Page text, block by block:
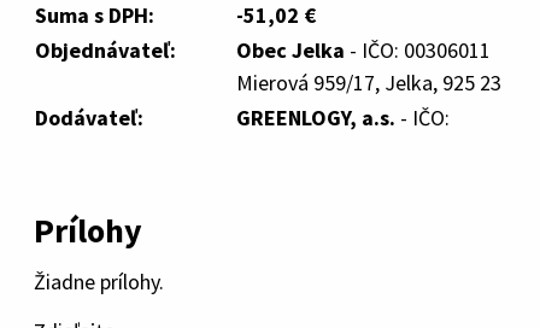
Suma s DPH:
-51,02 €
Objednávateľ:
Obec Jelka - IČO: 00306011
Mierová 959/17, Jelka, 925 23
Dodávateľ:
GREENLOGY, a.s. - IČO:
Prílohy
Žiadne prílohy.